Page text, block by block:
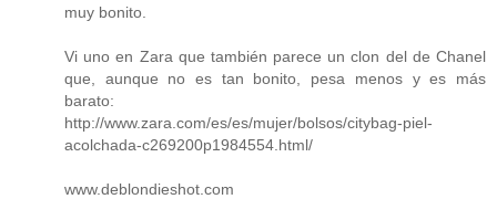
muy bonito.
Vi uno en Zara que también parece un clon del de Chanel
que, aunque no es tan bonito, pesa menos y es más
barato:
http://www.zara.com/es/es/mujer/bolsos/citybag-piel-
acolchada-c269200p1984554.html/
www.deblondieshot.com